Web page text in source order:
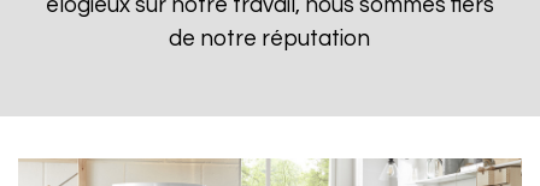
élogieux sur notre travail, nous sommes fiers
de notre réputation